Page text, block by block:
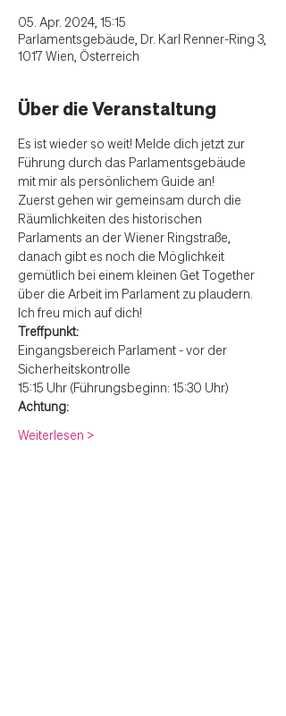
05. Apr. 2024, 15:15
Parlamentsgebäude, Dr. Karl Renner-Ring 3,
1017 Wien, Österreich
Über die Veranstaltung
Es ist wieder so weit! Melde dich jetzt zur
Führung durch das Parlamentsgebäude
mit mir als persönlichem Guide an!
Zuerst gehen wir gemeinsam durch die
Räumlichkeiten des historischen
Parlaments an der Wiener Ringstraße,
danach gibt es noch die Möglichkeit
gemütlich bei einem kleinen Get Together
über die Arbeit im Parlament zu plaudern.
Ich freu mich auf dich!
Treffpunkt:
Eingangsbereich Parlament - vor der
Sicherheitskontrolle
15:15 Uhr (Führungsbeginn: 15:30 Uhr)
Achtung:
Weiterlesen >